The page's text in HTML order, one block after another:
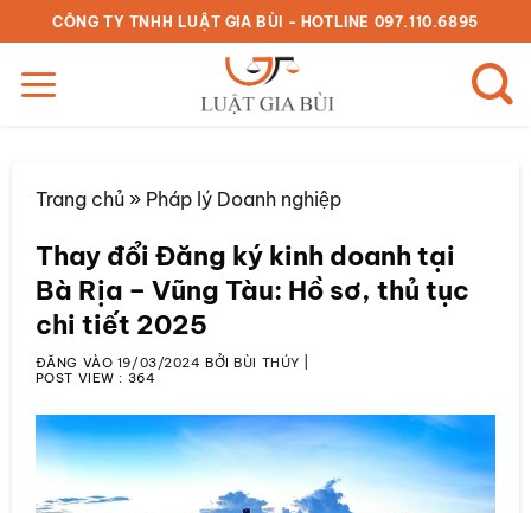
qua
nội
dung
CÔNG TY TNHH LUẬT GIA BÙI - HOTLINE 097.110.6895
Trang chủ» Pháp lý Doanh nghiệp
Thay đổi Đăng ký kinh doanh tại
Bà Rịa – Vũng Tàu: Hồ sơ, thủ tục
chi tiết 2025
ĐĂNG VÀO 19/03/2024 BỞIBÙI THÚY
POST VIEW : 364